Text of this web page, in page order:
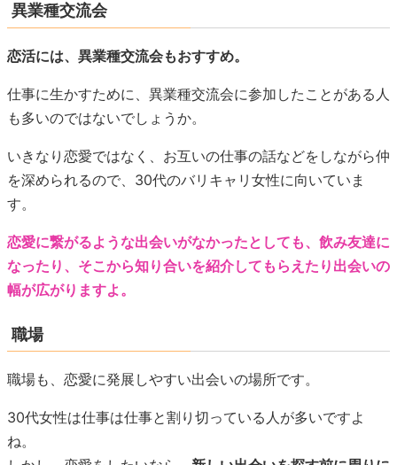
異業種交流会
恋活には、異業種交流会もおすすめ。
仕事に生かすために、異業種交流会に参加したことがある人
も多いのではないでしょうか。
いきなり恋愛ではなく、お互いの仕事の話などをしながら仲
を深められるので、30代のバリキャリ女性に向いていま
す。
恋愛に繋がるような出会いがなかったとしても、飲み友達に
なったり、そこから知り合いを紹介してもらえたり出会いの
幅が広がりますよ。
職場
職場も、恋愛に発展しやすい出会いの場所です。
30代女性は仕事は仕事と割り切っている人が多いですよ
ね。